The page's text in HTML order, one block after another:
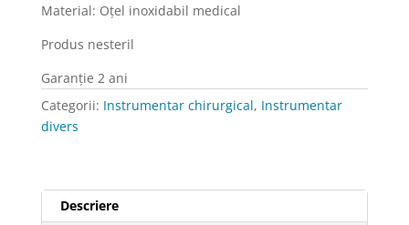
Maier,
(diverse
dimensiuni),
curbă
Material: Oţel inoxidabil medical
Produs nesteril
Garanţie 2 ani
Categorii: Instrumentar chirurgical, Instrumentar
divers
Descriere